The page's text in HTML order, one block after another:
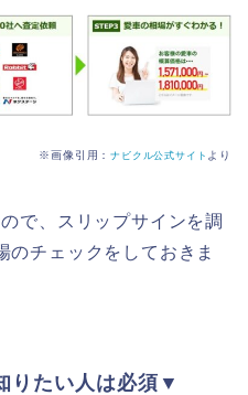
※画像引用：ナビクル公式サイト より
で、スリップサインを調
のチェックをしておきま
りたい人は必須▼